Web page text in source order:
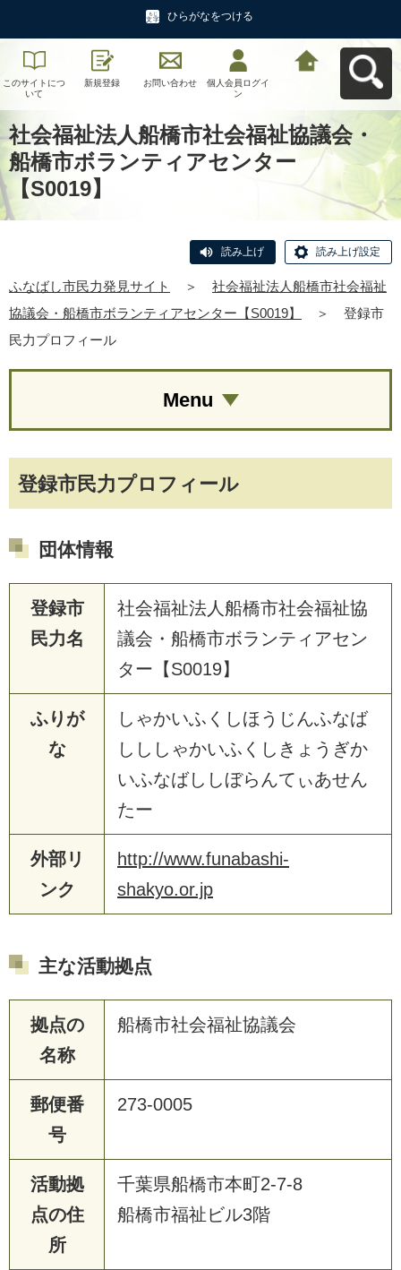
ひらがなをつける
このサイトにつ
いて
新規登録 お問い合わせ
個人会員ログイ
ン
社会福祉法人船橋市社会福祉協議会・
船橋市ボランティアセンター
【S0019】
読み上げ 読み上げ設定
ふなばし市民力発見サイト ＞
社会福祉法人船橋市社会福祉
協議会・船橋市ボランティアセンター【S0019】
＞
登録市
民力プロフィール
登録市民力プロフィール
団体情報
登録市
民力名
社会福祉法人船橋市社会福祉協
議会・船橋市ボランティアセン
ター【S0019】
ふりが
な
しゃかいふくしほうじんふなば
しししゃかいふくしきょうぎか
いふなばししぼらんてぃあせん
たー
外部リ
ンク
http://www.funabashi-
shakyo.or.jp
主な活動拠点
拠点の
名称
船橋市社会福祉協議会
郵便番
号
273-0005
活動拠
点の住
所
千葉県船橋市本町2-7-8
船橋市福祉ビル3階
Menu